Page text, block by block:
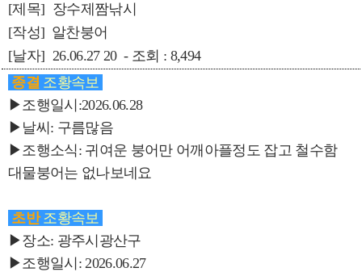
[제목] 장수제짬낚시
[작성] 알찬붕어
[날자] 26.06.27 20 - 조회 : 8,494
종결 조황속보
▶조행일시:2026.06.28
▶날씨: 구름많음
▶조행소식: 귀여운 붕어만 어깨아플정도 잡고 철수함
대물붕어는 없나보네요
초반 조황속보
▶장소: 광주시광산구
▶조행일시: 2026.06.27